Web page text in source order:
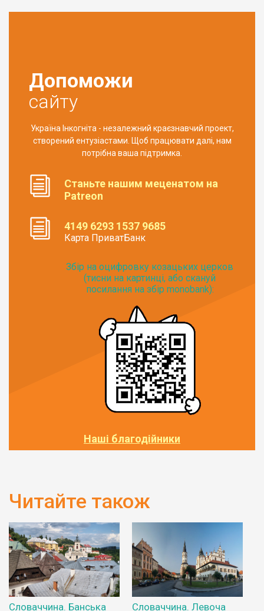
Допоможи
сайту
Україна Інкогніта - незалежний краєзнавчий проект,
створений ентузіастами. Щоб працювати далі, нам
потрібна ваша підтримка.
Станьте нашим меценатом на
Patreon
4149 6293 1537 9685
Карта ПриватБанк
Збір на оцифровку козацьких церков
(тисни на картинці, або скануй
посилання на збір monobank):
Наші благодійники
Читайте також
Словаччина. Банська
Словаччина. Левоча